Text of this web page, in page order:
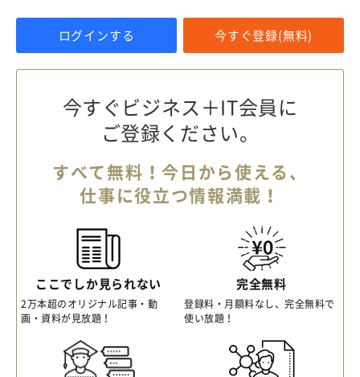
ログインする 今すぐ登録(無料)
今すぐビジネス＋IT会員に
ご登録ください。
すべて無料！今日から使える、
仕事に役立つ情報満載！
ここでしか見られない
2万本超のオリジナル記事・動
画・資料が見放題！
完全無料
登録料・月額料なし、完全無料で
使い放題！